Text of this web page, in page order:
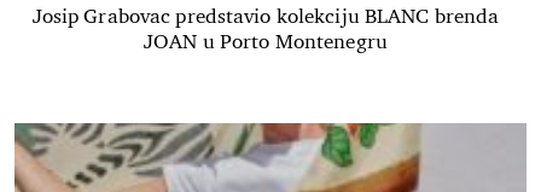
Josip Grabovac predstavio kolekciju BLANC brenda
JOAN u Porto Montenegru